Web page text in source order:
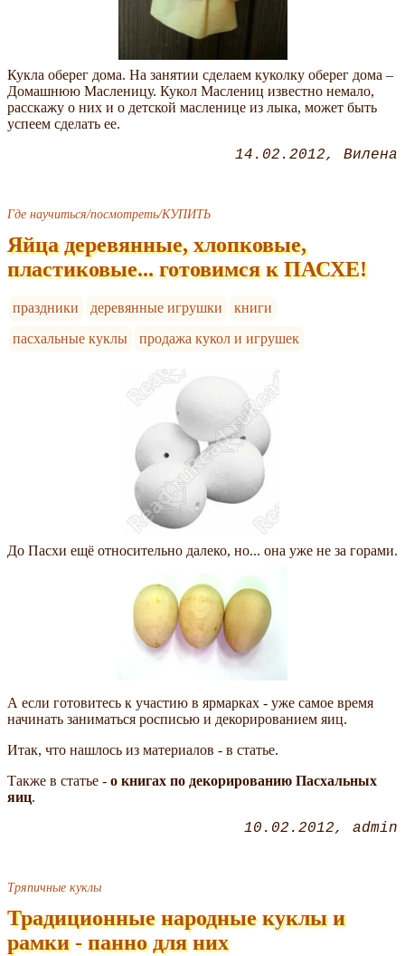
Кукла оберег дома. На занятии сделаем куколку оберег дома –
Домашнюю Масленицу. Кукол Маслениц известно немало,
расскажу о них и о детской масленице из лыка, может быть
успеем сделать ее.
14.02.2012 Вилена
Где научиться/посмотреть/КУПИТЬ
Яйца деревянные, хлопковые,
пластиковые... готовимся к ПАСХЕ!
праздники деревянные игрушки
книги
пасхальные куклы
продажа кукол и игрушек
До Пасхи ещё относительно далеко, но... она уже не за горами.
А если готовитесь к участию в ярмарках - уже самое время
начинать заниматься росписью и декорированием яиц.
Итак, что нашлось из материалов - в статье.
Также в статье - о книгах по декорированию Пасхальных
яиц.
10.02.2012 admin
Тряпичные куклы
Традиционные народные куклы и
рамки - панно для них